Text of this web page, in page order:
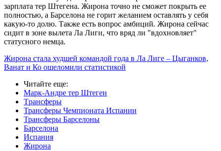
зарплата тер Штегена. Жирона точно не сможет покрыть ее
полностью, а Барселона не горит желанием оставлять у себя
какую-то долю. Также есть вопрос амбиций. Жирона сейчас
сидит в зоне вылета Ла Лиги, что вряд ли "вдохновляет"
статусного немца.
Жирона стала худшей командой года в Ла Лиге – Цыганков,
Ванат и Ко ошеломили статистикой
Читайте еще:
Марк-Андре тер Штеген
Трансферы
Трансферы Чемпионата Испании
Трансферы Барселоны
Барселона
Испания
Жирона